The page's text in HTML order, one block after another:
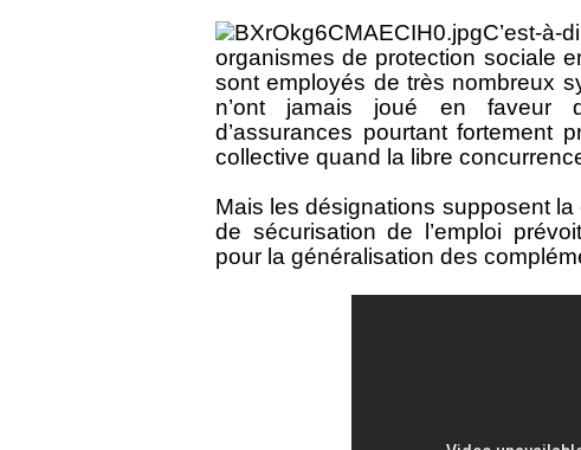
C’est-à-
organismes de protection sociale
sont employés de très nombreux
n’ont jamais joué en faveur
d’assurances pourtant fortement
collective quand la libre
Mais les désignations supposent
de sécurisation de l’emploi
pour la généralisation des